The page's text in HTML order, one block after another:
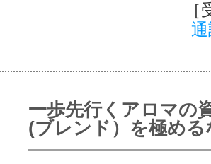
一歩先行くアロマの
(ブレンド）を極め